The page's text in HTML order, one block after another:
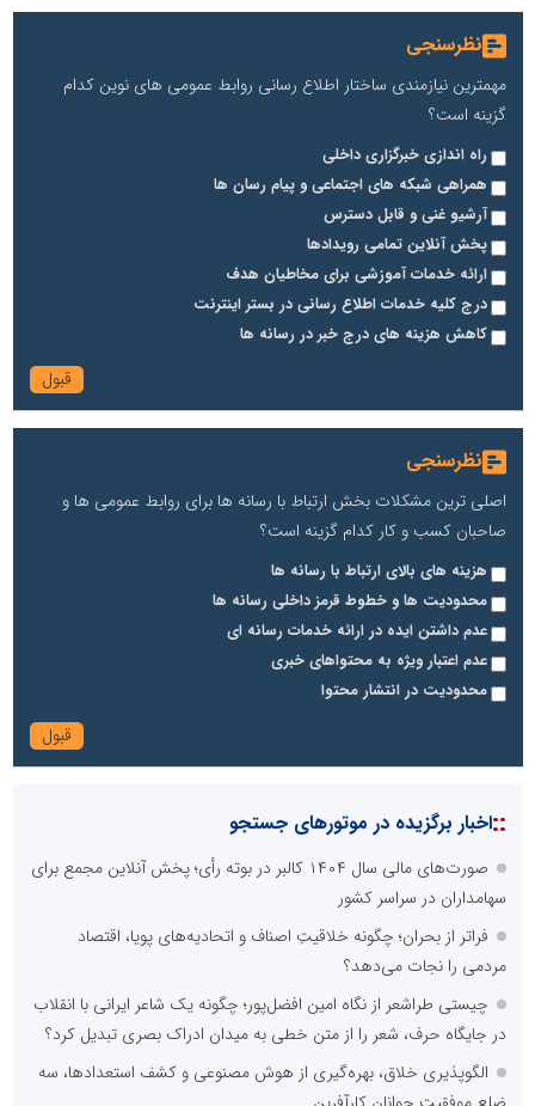
نظرسنجی
مهمترین نیازمندی ساختار اطلاع رسانی روابط عمومی های نوین کدام
گزینه است؟
راه اندازی خبرگزاری داخلی
همراهی شبکه های اجتماعی و پیام رسان ها
آرشیو غنی و قابل دسترس
پخش آنلاین تمامی رویدادها
ارائه خدمات آموزشی برای مخاطیان هدف
درج کلیه خدمات اطلاع رسانی در بستر اینترنت
کاهش هزینه های درج خبر در رسانه ها
نظرسنجی
اصلی ترین مشکلات بخش ارتباط با رسانه ها برای روابط عمومی ها و
صاحبان کسب و کار کدام گزینه است؟
هزینه های بالای ارتباط با رسانه ها
محدودیت ها و خطوط قرمز داخلی رسانه ها
عدم داشتن ایده در ارائه خدمات رسانه ای
عدم اعتبار ویژه به محتواهای خبری
محدودیت در انتشار محتوا
::اخبار برگزیده در موتورهای جستجو
صورت‌های مالی سال ۱۴۰۴ کالبر در بوته رأی؛ پخش آنلاین مجمع برای
سهامداران در سراسر کشور
فراتر از بحران؛ چگونه خلاقیتِ اصناف و اتحادیه‌های پویا، اقتصاد
مردمی را نجات می‌دهد؟
چیستی طراشعر از نگاه امین افضل‌پور؛ چگونه یک شاعر ایرانی با انقلاب
در جایگاه حرف، شعر را از متن خطی به میدان ادراک بصری تبدیل کرد؟
الگوپذیری خلاق، بهره‌گیری از هوش مصنوعی و کشف استعدادها، سه